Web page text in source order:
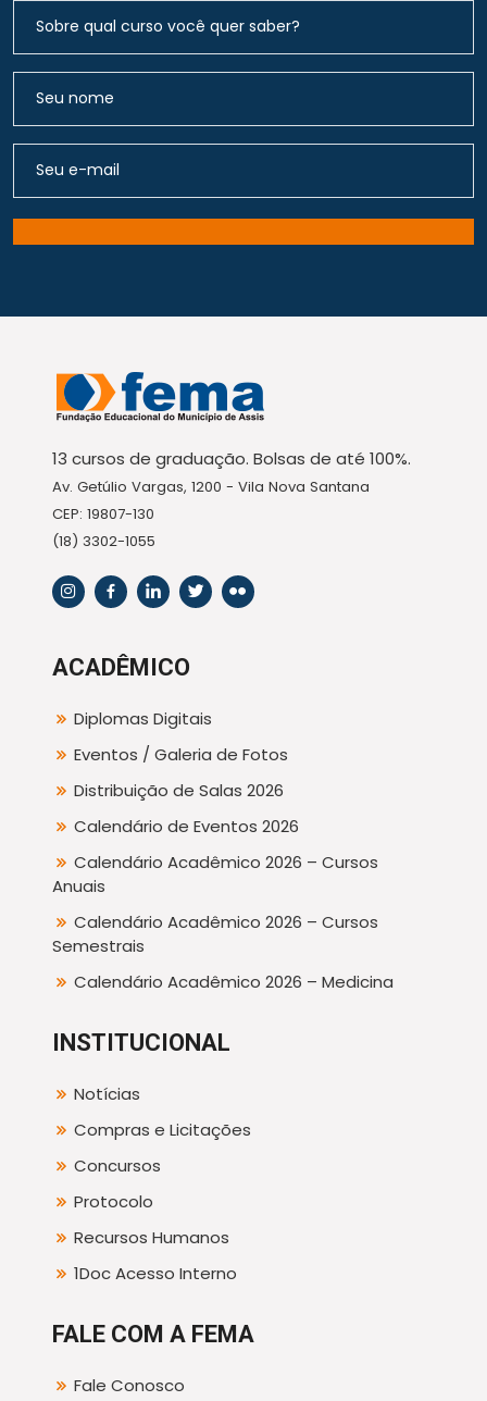
13 cursos de graduação. Bolsas de até 100%.
Av. Getúlio Vargas, 1200 - Vila Nova Santana
CEP: 19807-130
(18) 3302-1055
ACADÊMICO
Diplomas Digitais
Eventos / Galeria de Fotos
Distribuição de Salas 2026
Calendário de Eventos 2026
Calendário Acadêmico 2026 – Cursos
Anuais
Calendário Acadêmico 2026 – Cursos
Semestrais
Calendário Acadêmico 2026 – Medicina
INSTITUCIONAL
Notícias
Compras e Licitações
Concursos
Protocolo
Recursos Humanos
1Doc Acesso Interno
FALE COM A FEMA
Fale Conosco